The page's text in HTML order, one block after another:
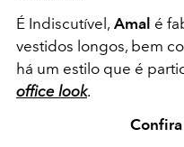
É Indiscutível, Amal é
vestidos longos, bem
há um estilo que é
office look.